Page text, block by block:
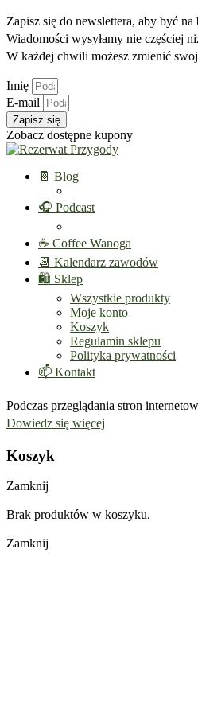
Zapisz się do newslettera, aby być na
Wiadomości wysyłamy nie częściej
W każdej chwili możesz zmienić
Imię
E-mail
Zapisz się
Zobacz dostępne kupony
📔 Blog
🎧 Podcast
☕ Coffee Wanoga
📆 Kalendarz zawodów
🛍️ Sklep
Wszystkie produkty
Moje konto
Koszyk
Regulamin sklepu
Polityka prywatności
📫 Kontakt
Podczas przeglądania stron
Dowiedz się więcej
Koszyk
Zamknij
Brak produktów w koszyku.
Zamknij